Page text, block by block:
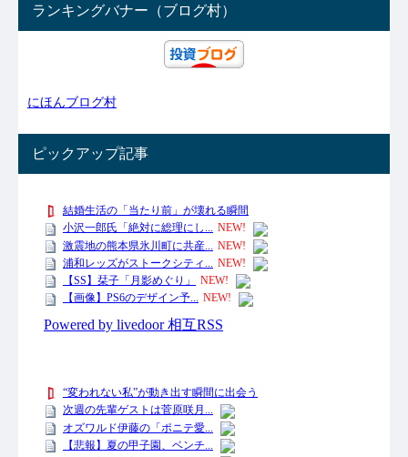
ランキングバナー（ブログ村）
にほんブログ村
ピックアップ記事